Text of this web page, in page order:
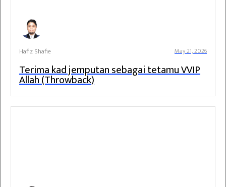
Hafiz Shafie May 21, 2026
Terima kad jemputan sebagai tetamu VVIP
Allah (Throwback)